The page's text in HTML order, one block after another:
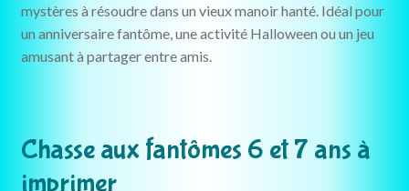
mystères à résoudre dans un vieux manoir hanté. Idéal pour
un anniversaire fantôme, une activité Halloween ou un jeu
amusant à partager entre amis.
Chasse aux fantômes 6 et 7 ans à
imprimer